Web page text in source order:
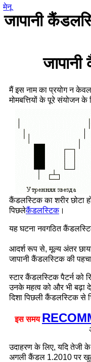
जापानी
मेनू
मैं इस नाम का प्रयोग न
मोमबत्तियों के पूरे संयोजन
कैंडलस्टिक का शरीर छोटा
पिछलेकैंडलस्टिक।
यह घटना नवगठित
आदर्श रूप से, मूल्य अंतर
जापानी कैंडलस्टिक की
स्टार कैंडलस्टिक पैटर्न को
उनके महत्व को और भी बढ़ा
दिशा पिछली कैंडलस्टिक से
इस समय
उदाहरण के लिए, यदि तेजी
अगली कैंडल 1.2010 पर